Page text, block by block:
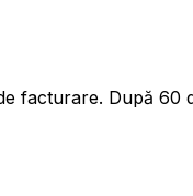
facturare. După 60